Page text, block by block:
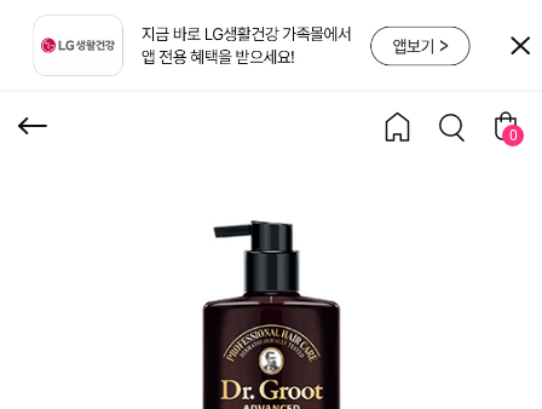
0
주효모 지성 두피용 탈모